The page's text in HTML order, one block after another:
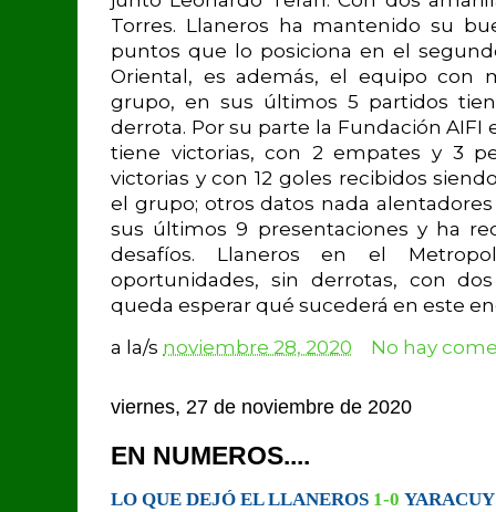
Torres. Llaneros ha mantenido su
puntos que lo posiciona en el
Oriental, es además, el equipo con
grupo, en sus últimos 5 partidos
derrota. Por su parte la Fundación
tiene victorias, con 2 empates y 3
victorias y con 12 goles recibidos
el grupo; otros datos nada
sus últimos 9 presentaciones y ha
desafíos. Llaneros en el
oportunidades, sin derrotas, con
queda esperar qué sucederá en este
a la/s noviembre 28, 2020 No hay
viernes, 27 de noviembre de 2020
EN NUMEROS....
LO QUE DEJÓ EL LLANEROS 1-0